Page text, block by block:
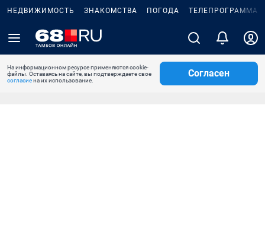
НЕДВИЖИМОСТЬ ЗНАКОМСТВА ПОГОДА ТЕЛЕПРОГРАММА
На информационном ресурсе применяются cookie-
файлы. Оставаясь на сайте, вы подтверждаете свое
согласиена их использование.
Согласен